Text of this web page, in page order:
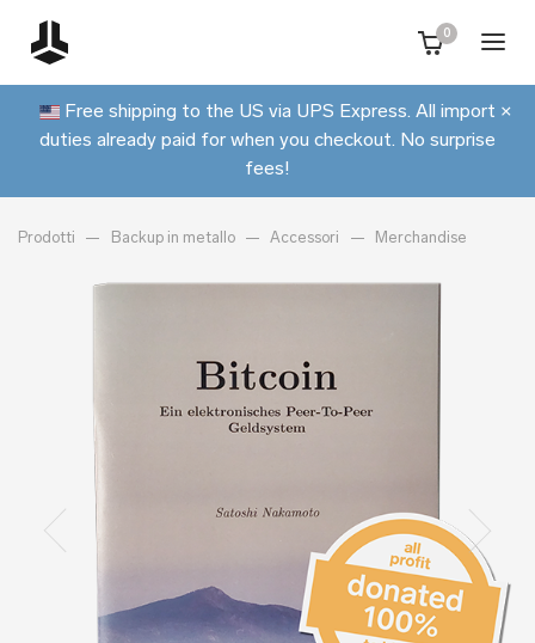
0
Free shipping to the US via UPS Express. All import
duties already paid for when you checkout. No surprise
fees!
×
Prodotti Backup in metallo Accessori Merchandise